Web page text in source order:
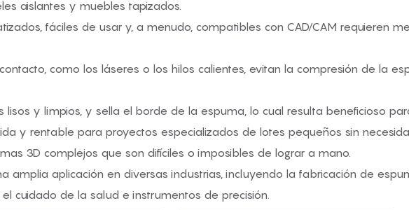
aislantes y muebles tapizados.
fáciles de usar y, a menudo, compatibles con CAD/CAM requieren
como los láseres o los hilos calientes, evitan la compresión de la
y limpios, y sella el borde de la espuma, lo cual resulta beneficioso
y rentable para proyectos especializados de lotes pequeños sin
3D complejos que son difíciles o imposibles de lograr a mano.
amplia aplicación en diversas industrias, incluyendo la fabricación de
cuidado de la salud e instrumentos de precisión.